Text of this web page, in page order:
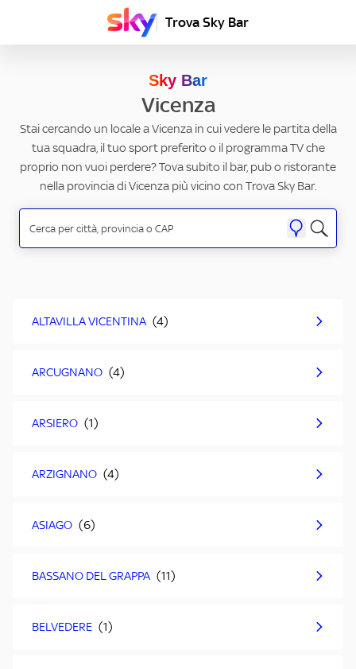
Trova Sky Bar
Sky Bar
Vicenza
Stai cercando un locale a Vicenza in cui vedere le partita della
tua squadra, il tuo sport preferito o il programma TV che
proprio non vuoi perdere? Tova subito il bar, pub o ristorante
nella provincia di Vicenza più vicino con Trova Sky Bar.
ALTAVILLA VICENTINA
ARCUGNANO
ARSIERO
ARZIGNANO
ASIAGO
BASSANO DEL GRAPPA
BELVEDERE